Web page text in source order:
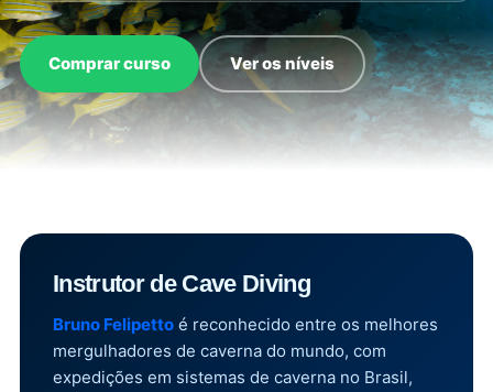
Comprar curso Ver os níveis
Instrutor de Cave Diving
Bruno Felipettoé reconhecido entre os melhores
mergulhadores de caverna do mundo, com
expedições em sistemas de caverna no Brasil,